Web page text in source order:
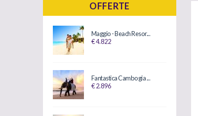
OFFERTE
Maggio - Beach Resor...
€ 4.822
Fantastica Cambogia ...
€ 2.896